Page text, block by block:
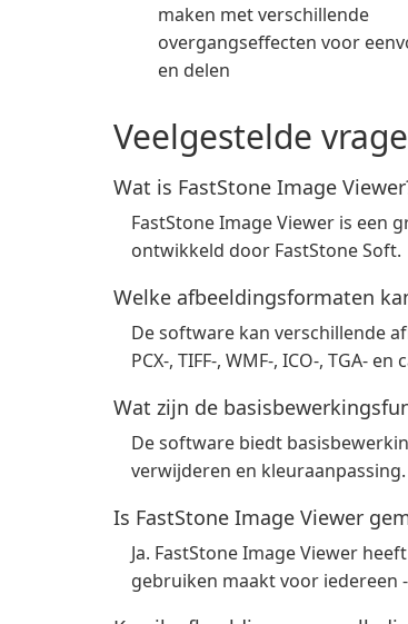
maken met verschillende
overgangseffecten voor
en delen
Veelgestelde
Wat is FastStone Image
FastStone Image Viewer is een
ontwikkeld door FastStone Soft.
Welke afbeeldingsformaten
De software kan verschillende
PCX-, TIFF-, WMF-, ICO-, TGA-
Wat zijn de
De software biedt
verwijderen en kleuraanpassing.
Is FastStone Image Viewer
Ja. FastStone Image Viewer
gebruiken maakt voor iedereen